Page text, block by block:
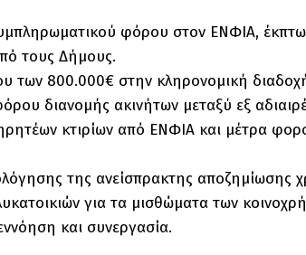
φόρου στον ΕΝΦΙΑ,
τους Δήμους.
800.000€ στην κληρονομική
διανομής ακινήτων μεταξύ εξ
κτιρίων από ΕΝΦΙΑ και μέτρα
της ανείσπρακτης αποζημίωσης
για τα μισθώματα των
και συνεργασία.